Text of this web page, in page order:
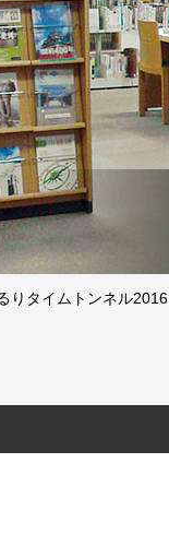
りタイムトンネル2016